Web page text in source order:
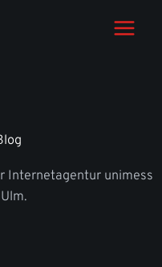
Internetagentur unimess